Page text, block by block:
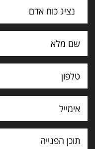
נציג כוח אדם
תוכן
הפנייה